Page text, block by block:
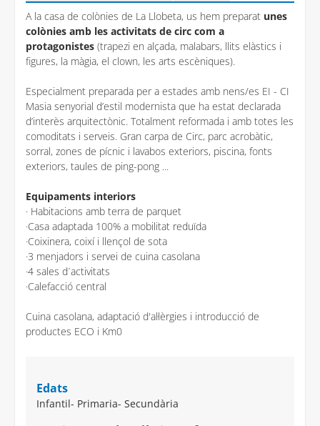
A la casa de colònies de La Llobeta, us hem preparat unes
colònies amb les activitats de circ com a
protagonistes (trapezi en alçada, malabars, llits elàstics i
figures, la màgia, el clown, les arts escèniques).
Especialment preparada per a estades amb nens/es EI - CI
Masia senyorial d’estil modernista que ha estat declarada
d’interès arquitectònic. Totalment reformada i amb totes les
comoditats i serveis. Gran carpa de Circ, parc acrobàtic,
sorral, zones de pícnic i lavabos exteriors, piscina, fonts
exteriors, taules de ping-pong ...
Equipaments interiors
· Habitacions amb terra de parquet
·Casa adaptada 100% a mobilitat reduïda
·Coixinera, coixí i llençol de sota
·3 menjadors i servei de cuina casolana
·4 sales d´activitats
·Calefacció central
Cuina casolana, adaptació d'al·lèrgies i introducció de
productes ECO i Km0
Edats
Infantil- Primaria- Secundària